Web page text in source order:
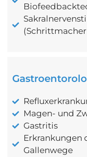
Magen- und
Gastritis
Erkrankungen
Gallenwege